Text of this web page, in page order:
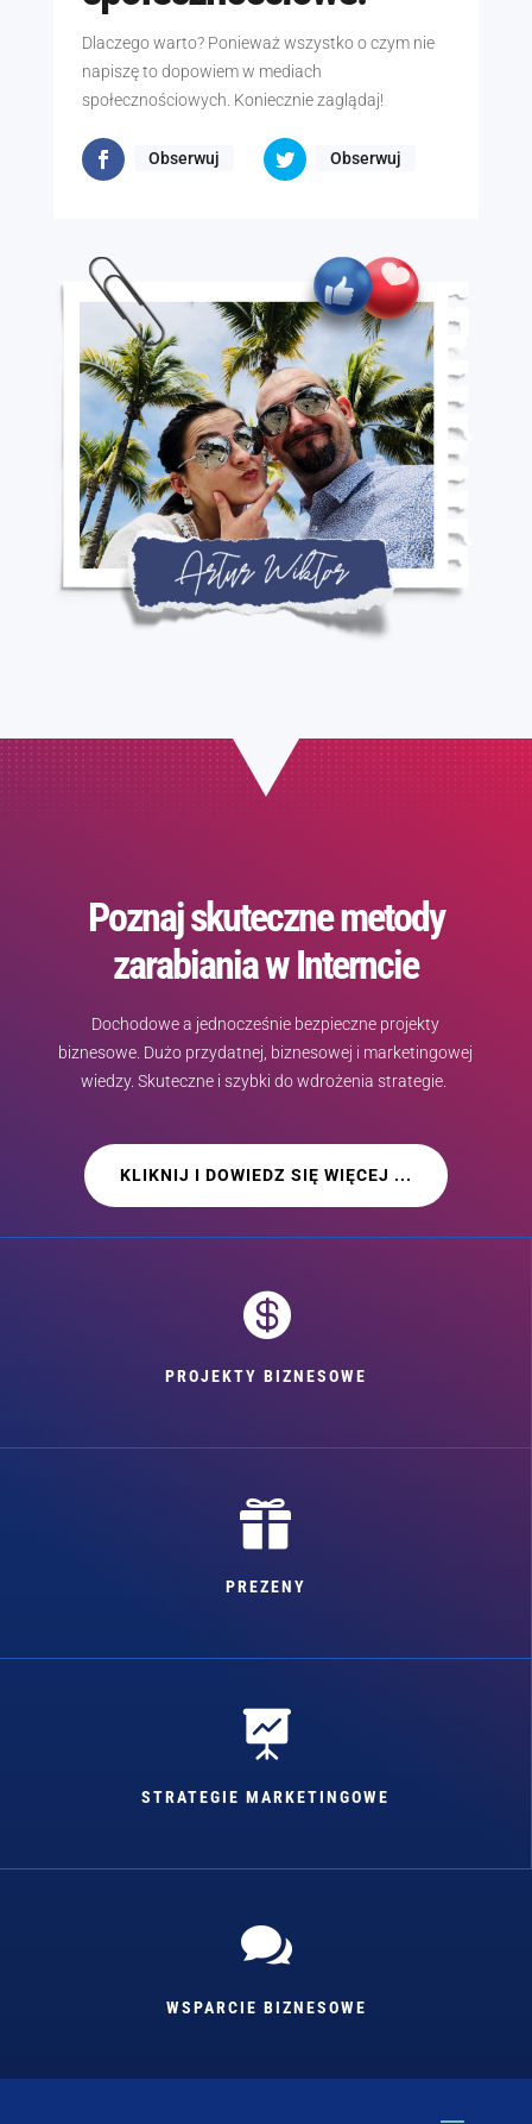
Dlaczego warto? Ponieważ wszystko o czym nie
napiszę to dopowiem w mediach
społecznościowych. Koniecznie zaglądaj!
Obserwuj Obserwuj
Poznaj skuteczne metody
zarabiania w Interncie
Dochodowe a jednocześnie bezpieczne projekty
biznesowe. Dużo przydatnej, biznesowej i marketingowej
wiedzy. Skuteczne i szybki do wdrożenia strategie.
KLIKNIJ I DOWIEDZ SIĘ WIĘCEJ ...

PROJEKTY BIZNESOWE

PREZENY

STRATEGIE MARKETINGOWE

WSPARCIE BIZNESOWE